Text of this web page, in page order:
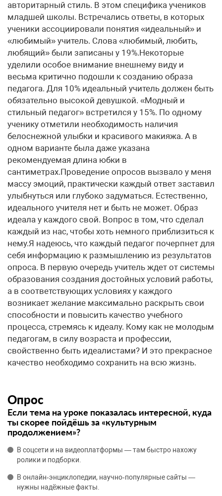
авторитарный стиль. В этом специфика учеников
младшей школы. Встречались ответы, в которых
ученики ассоциировали понятия «идеальный» и
«любимый» учитель. Слова «любимый, любить,
любящий» были записаны у 19%.Некоторые
уделили особое внимание внешнему виду и
весьма критично подошли к созданию образа
педагога. Для 10% идеальный учитель должен быть
обязательно высокой девушкой. «Модный и
стильный педагог» встретился у 15%. По одному
ученику отметили необходимость наличия
белоснежной улыбки и красивого макияжа. А в
одном варианте была даже указана
рекомендуемая длина юбки в
сантиметрах.Проведение опросов вызвало у меня
массу эмоций, практически каждый ответ заставил
улыбнуться или глубоко задуматься. Естественно,
идеального учителя нет и быть не может. Образ
идеала у каждого свой. Вопрос в том, что сделал
каждый из нас, чтобы хоть немного приблизиться к
нему.Я надеюсь, что каждый педагог почерпнет для
себя информацию к размышлению из результатов
опроса. В первую очередь учитель ждет от системы
образования создания достойных условий работы,
а в соответствующих условиях у каждого
возникает желание максимально раскрыть свои
способности и повысить качество учебного
процесса, стремясь к идеалу. Кому как не молодым
педагогам, в силу возраста и профессии,
свойственно быть идеалистами? И это прекрасное
качество необходимо сохранить на всю жизнь.
Опрос
Если тема на уроке показалась интересной, куда
ты скорее пойдёшь за «культурным
продолжением»?
В соцсети и на видеоплатформы — там быстро нахожу
ролики и подборки.
В онлайн‑энциклопедии, научно‑популярные сайты —
нужны надёжные факты.